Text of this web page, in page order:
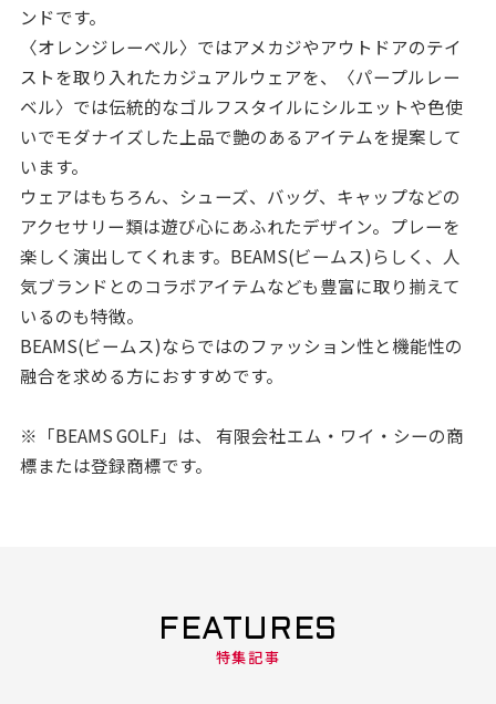
ンドです。
〈オレンジレーベル〉ではアメカジやアウトドアのテイ
ストを取り入れたカジュアルウェアを、〈パープルレー
ベル〉では伝統的なゴルフスタイルにシルエットや色使
いでモダナイズした上品で艶のあるアイテムを提案して
います。
ウェアはもちろん、シューズ、バッグ、キャップなどの
アクセサリー類は遊び心にあふれたデザイン。プレーを
楽しく演出してくれます。BEAMS(ビームス)らしく、人
気ブランドとのコラボアイテムなども豊富に取り揃えて
いるのも特徴。
BEAMS(ビームス)ならではのファッション性と機能性の
融合を求める方におすすめです。
※「BEAMS GOLF」は、 有限会社エム・ワイ・シーの商
標または登録商標です。
FEATURES
特集記事